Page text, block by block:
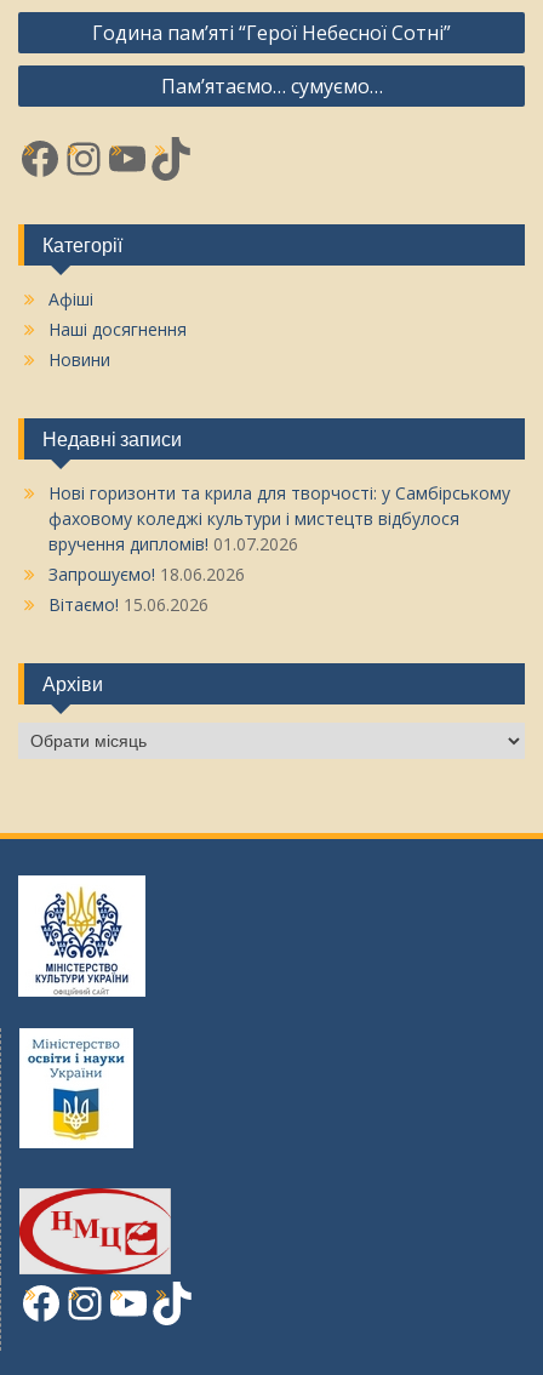
Навігація
записів
Година пам’яті “Герої Небесної Сотні”
Памʼятаємо… сумуємо…
Facebook
Instagram
YouTube
TikTok
Категорії
Афіші
Наші досягнення
Новини
Недавні записи
Нові горизонти та крила для творчості: у Самбірському
фаховому коледжі культури і мистецтв відбулося
вручення дипломів! 01.07.2026
Запрошуємо! 18.06.2026
Вітаємо! 15.06.2026
Архіви
Архіви
Facebook
Instagram
YouTube
TikTok